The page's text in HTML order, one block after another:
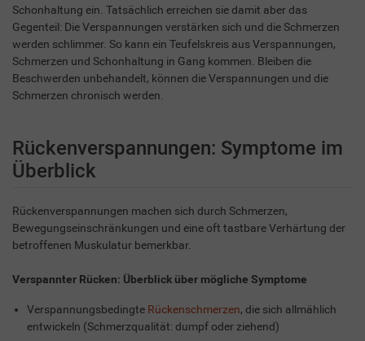
Schonhaltung ein. Tatsächlich erreichen sie damit aber das
Gegenteil: Die Verspannungen verstärken sich und die Schmerzen
werden schlimmer. So kann ein Teufelskreis aus Verspannungen,
Schmerzen und Schonhaltung in Gang kommen. Bleiben die
Beschwerden unbehandelt, können die Verspannungen und die
Schmerzen chronisch werden.
Rückenverspannungen: Symptome im
Überblick
Rückenverspannungen machen sich durch Schmerzen,
Bewegungseinschränkungen und eine oft tastbare Verhärtung der
betroffenen Muskulatur bemerkbar.
Verspannter Rücken: Überblick über mögliche Symptome
Verspannungsbedingte Rückenschmerzen, die sich allmählich
entwickeln (Schmerzqualität: dumpf oder ziehend)